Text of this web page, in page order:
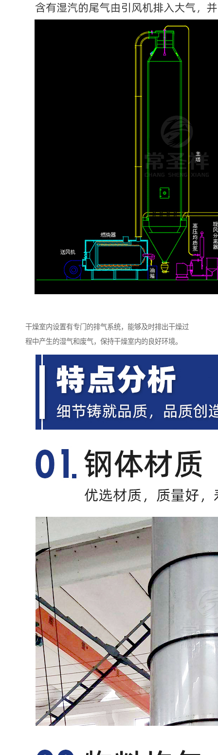
干燥室内设置有专门的排气系统，能够及时排出干燥过
程中产生的湿气和废气，保持干燥室内的良好环境。